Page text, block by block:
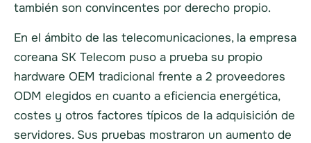
también son convincentes por derecho propio.
En el ámbito de las telecomunicaciones, la empresa
coreana SK Telecom puso a prueba su propio
hardware OEM tradicional frente a 2 proveedores
ODM elegidos en cuanto a eficiencia energética,
costes y otros factores típicos de la adquisición de
servidores. Sus pruebas mostraron un aumento de